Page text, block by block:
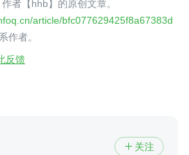
者【hhb】的原创文章。
article/bfc077629425f8a67383d
作者。
反馈
 关注